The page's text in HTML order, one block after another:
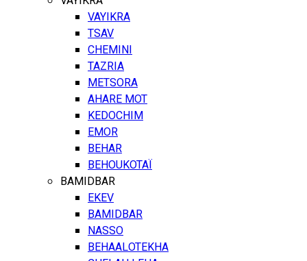
VAYIKRA
TSAV
CHEMINI
TAZRIA
METSORA
AHARE MOT
KEDOCHIM
EMOR
BEHAR
BEHOUKOTAÏ
BAMIDBAR
EKEV
BAMIDBAR
NASSO
BEHAALOTEKHA